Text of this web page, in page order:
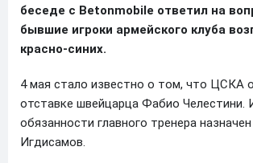
беседе с Betonmobile ответил на
бывшие игроки армейского клуба
красно-синих.
4 мая стало известно о том, что ЦСКА
отставке швейцарца Фабио
обязанности главного тренера
Игдисамов.